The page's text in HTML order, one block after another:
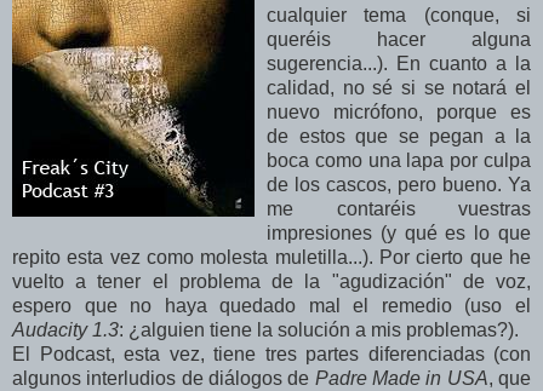
cualquier tema (conque, si
queréis hacer alguna
sugerencia...). En cuanto a la
calidad, no sé si se notará el
nuevo micrófono, porque es
de estos que se pegan a la
boca como una lapa por culpa
de los cascos, pero bueno. Ya
me contaréis vuestras
impresiones (y qué es lo que
repito esta vez como molesta muletilla...). Por cierto que he
vuelto a tener el problema de la "agudización" de voz,
espero que no haya quedado mal el remedio (uso el
Audacity 1.3: ¿alguien tiene la solución a mis problemas?).
El Podcast, esta vez, tiene tres partes diferenciadas (con
algunos interludios de diálogos de Padre Made in USA, que